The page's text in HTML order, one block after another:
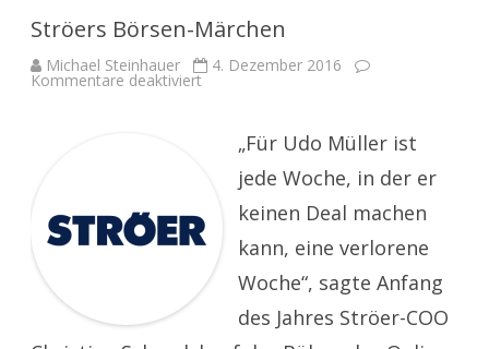
Ströers Börsen-Märchen
Michael Steinhauer 4. Dezember 2016
Kommentare deaktiviertfür
„Für Udo Müller ist
jede Woche, in der er
keinen Deal machen
kann, eine verlorene
Woche“, sagte Anfang
des Jahres Ströer-COO